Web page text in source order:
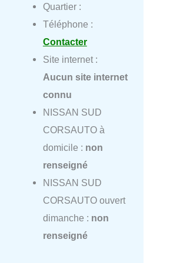
Quartier :
Téléphone :
Contacter
Site internet :
Aucun site internet
connu
NISSAN SUD
CORSAUTO à
domicile : non
renseigné
NISSAN SUD
CORSAUTO ouvert
dimanche : non
renseigné